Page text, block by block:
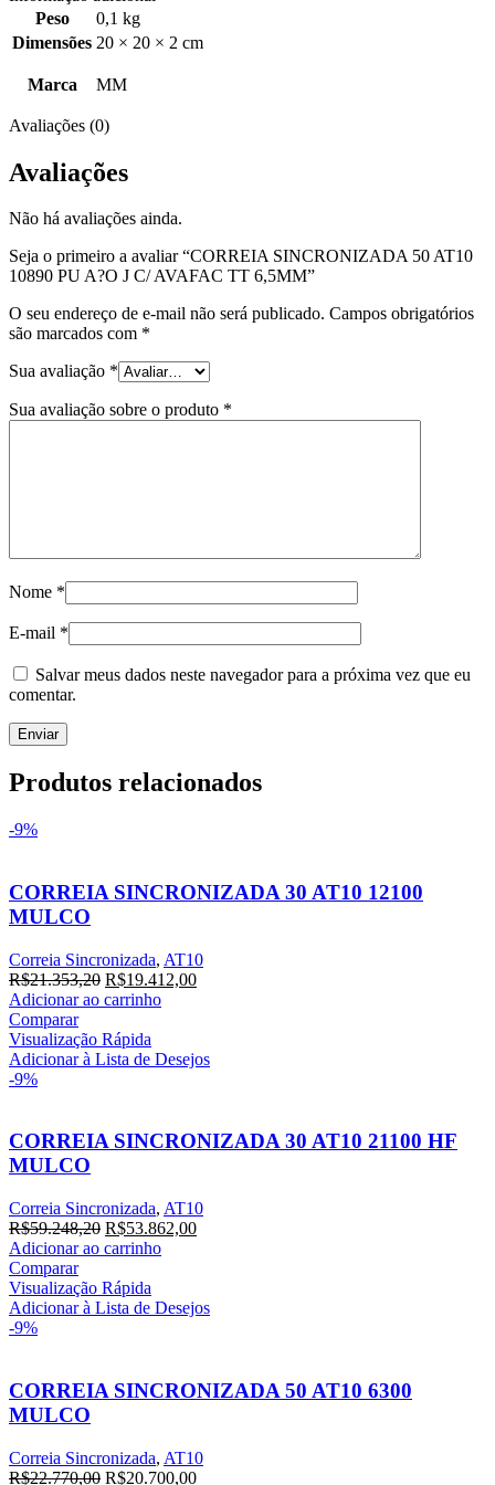
Peso
0,1 kg
Dimensões 20 × 20 × 2 cm
Marca MM
Avaliações (0)
Avaliações
Não há avaliações ainda.
Seja o primeiro a avaliar “CORREIA SINCRONIZADA 50 AT10
10890 PU A?O J C/ AVAFAC TT 6,5MM”
O seu endereço de e-mail não será publicado. Campos obrigatórios
são marcados com *
Sua avaliação *
Sua avaliação sobre o produto *
Nome *
E-mail *
Salvar meus dados neste navegador para a próxima vez que eu
comentar.
Produtos relacionados
-9%
CORREIA SINCRONIZADA 30 AT10 12100
MULCO
Correia Sincronizada, AT10
R$21.353,20 O
preço
era:
R$21.353,20.
R$19.412,00O
R$19.412,00.
Adicionar ao carrinho
Comparar
Visualização Rápida
Adicionar à Lista de Desejos
-9%
CORREIA SINCRONIZADA 30 AT10 21100 HF
MULCO
Correia Sincronizada, AT10
R$59.248,20 O
preço
era:
R$59.248,20.
R$53.862,00O
R$53.862,00.
Adicionar ao carrinho
Comparar
Visualização Rápida
Adicionar à Lista de Desejos
-9%
CORREIA SINCRONIZADA 50 AT10 6300
MULCO
Correia Sincronizada, AT10
R$22.770,00 O
R$20.700,00O